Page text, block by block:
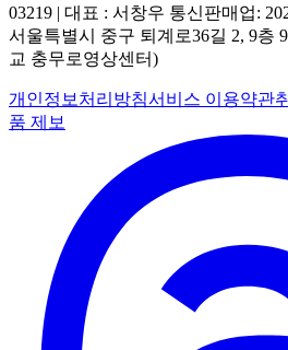
03219 | 대표 : 서창우 통신판매업:
서울특별시 중구 퇴계로36길 2, 9층
교 충무로영상센터)
개인정보처리방침서비스 이용약관
품 제보